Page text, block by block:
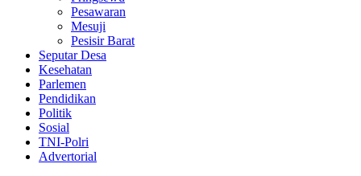
Pesawaran
Mesuji
Pesisir Barat
Seputar Desa
Kesehatan
Parlemen
Pendidikan
Politik
Sosial
TNI-Polri
Advertorial